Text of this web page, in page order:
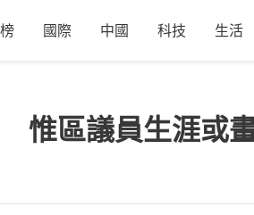
國際 中國 科技 生活
惟區議員生涯或